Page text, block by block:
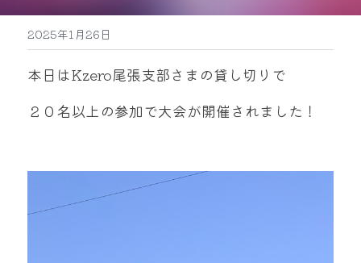
グッズ販売
駐車場
お問い合わせ
mtok0617love@yahoo.co.jp
2025年1月26日
本日はKzero尾張支部さまの貸し切りで
２０名以上の参加で大会が開催されました！